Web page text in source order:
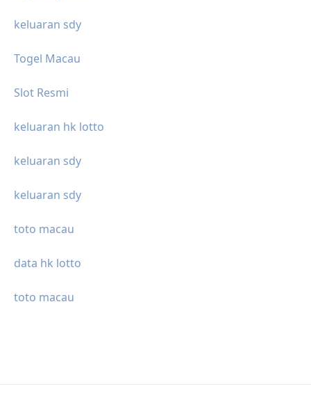
keluaran sdy
Togel Macau
Slot Resmi
keluaran hk lotto
keluaran sdy
keluaran sdy
toto macau
data hk lotto
toto macau